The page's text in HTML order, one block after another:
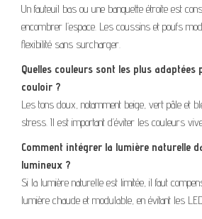
Un fauteuil bas ou une banquette étroite est
encombrer l’espace. Les coussins et poufs
flexibilité sans surcharger.
Quelles couleurs sont les plus
couloir ?
Les tons doux, notamment beige, vert pâle et
stress. Il est important d’éviter les couleurs
Comment intégrer la lumière naturelle
lumineux ?
Si la lumière naturelle est limitée, il faut
lumière chaude et modulable, en évitant les